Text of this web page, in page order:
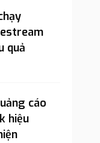
quả
cáo
hiệu